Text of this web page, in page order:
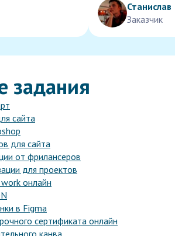
Станислав
Заказчик
задания
сайта
для сайта
от фрилансеров
для проектов
онлайн
в Figma
сертификата онлайн